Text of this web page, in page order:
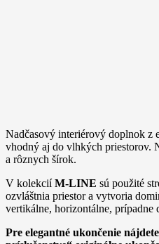
Nadčasový interiérový doplnok z
vhodný aj do vlhkých priestorov.
a rôznych šírok.
V kolekciíM-LINE sú použité
ozvláštnia priestor a vytvoria
vertikálne, horizontálne, prípadne
Pre elegantné ukončenie